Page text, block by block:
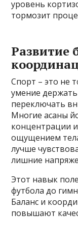
уровень
тормозит
Развитие
Спорт – это не
умение
переключать
Многие асаны
концентрации
ощущением
лучше
лишние
Этот навык
футбола до
Баланс и
повышают